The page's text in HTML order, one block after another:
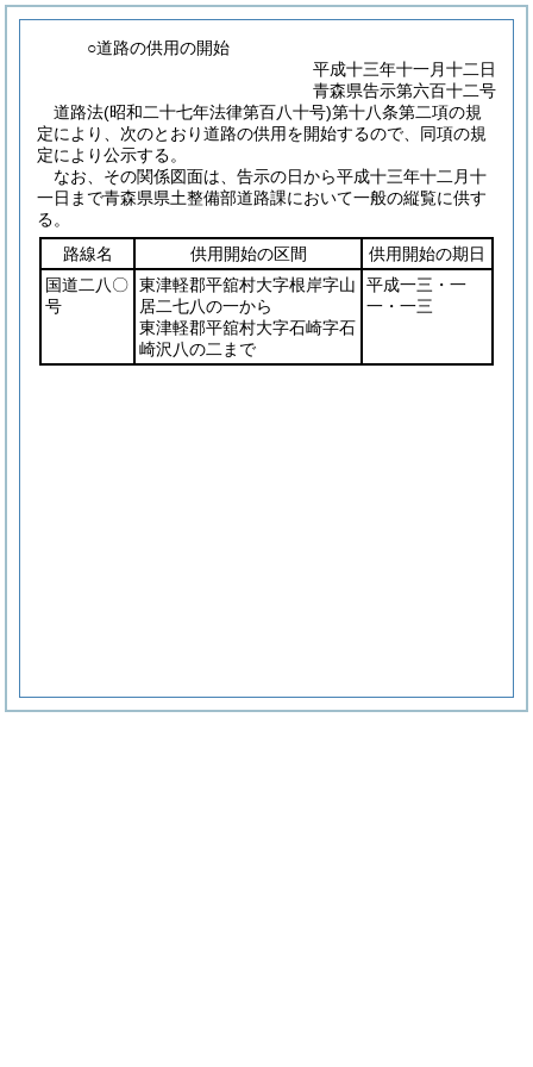
○道路の供用の開始
平成十三年十一月十二日
青森県告示第六百十二号
道路法(昭和二十七年法律第百八十号)第十八条第二項の規
定により、次のとおり道路の供用を開始するので、同項の規
定により公示する。
なお、その関係図面は、告示の日から平成十三年十二月十
一日まで青森県県土整備部道路課において一般の縦覧に供す
る。
路線名
供用開始の区間
供用開始の期日
国道二八〇
号
東津軽郡平舘村大字根岸字山
居二七八の一から
東津軽郡平舘村大字石崎字石
崎沢八の二まで
平成一三・一
一・一三